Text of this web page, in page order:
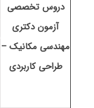
دروس تخصصی
آزمون دکتری
مهندسی مکانیک –
طراحی کاربردی